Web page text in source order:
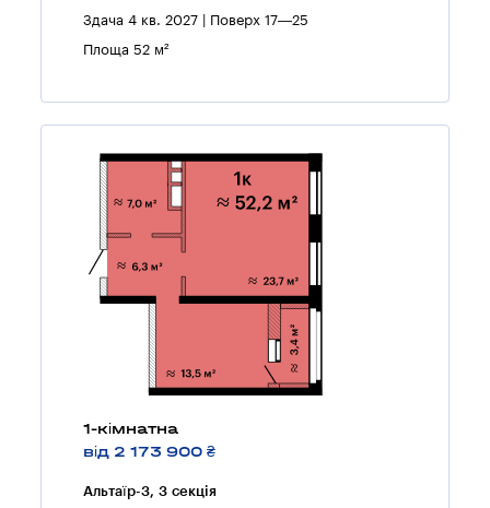
Здача 4 кв. 2027 | Поверх 17—25
Площа 52 м²
1-кімнатна
від 2 173 900 ₴
Альтаїр-3, 3 секцiя